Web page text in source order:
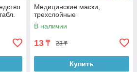
Медицинские маски,
трехслойные
В наличии
13 ₸ 23 ₸
Купить